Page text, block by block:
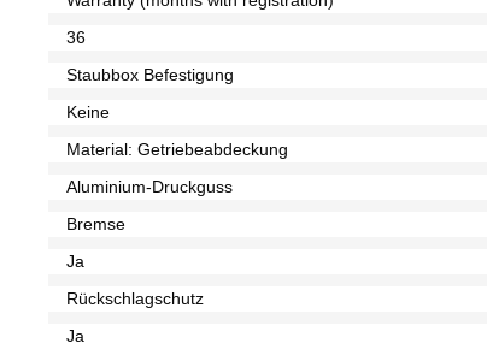
36
Staubbox Befestigung
Keine
Material: Getriebeabdeckung
Aluminium-Druckguss
Bremse
Ja
Rückschlagschutz
Ja